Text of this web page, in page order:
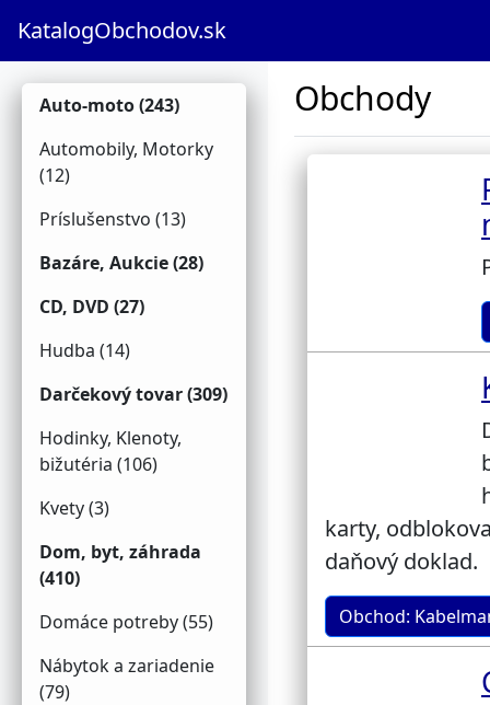
KatalogObchodov.sk
Auto-moto (243)
Automobily, Motorky
(12)
Príslušenstvo (13)
Bazáre, Aukcie (28)
CD, DVD (27)
Hudba (14)
Darčekový tovar (309)
Hodinky, Klenoty,
bižutéria (106)
Kvety (3)
Dom, byt, záhrada
(410)
Domáce potreby (55)
Nábytok a zariadenie
(79)
Obchody
karty,
daňový doklad.
Obchod: